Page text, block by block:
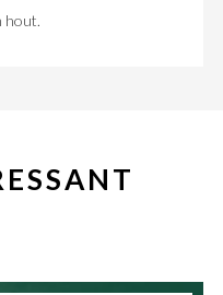
hout.